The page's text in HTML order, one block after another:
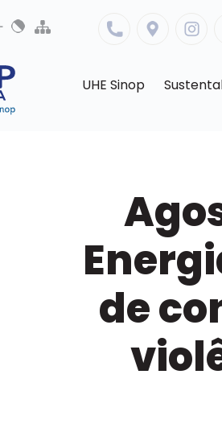
UHE Sinop
de